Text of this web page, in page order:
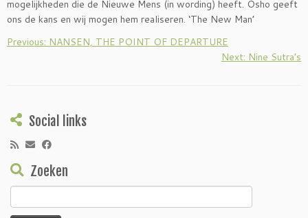
mogelijkheden die de Nieuwe Mens (in wording) heeft. Osho geeft
ons de kans en wij mogen hem realiseren. ‘The New Man’
Previous: NANSEN, THE POINT OF DEPARTURE
Next: Nine Sutra’s
Social links
Zoeken
Zoeken
naar: